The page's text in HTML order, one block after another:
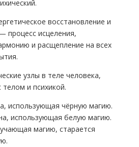
восстановление и
процесс исцеления,
и расщепление на всех
узлы в теле человека,
и психикой.
использующая чёрную магию.
использующая белую магию.
магию, старается